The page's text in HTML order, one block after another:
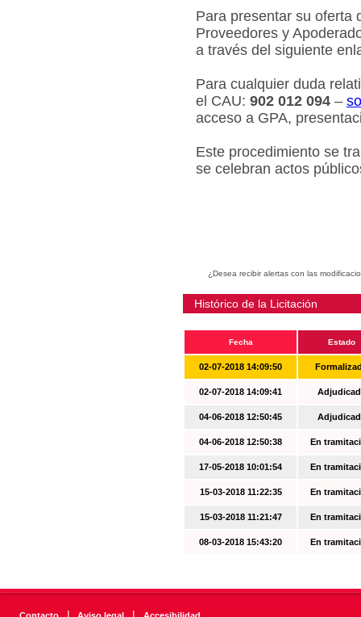
Para presentar su oferta
Proveedores y
a través del siguiente
Para cualquier duda
el CAU: 902 012 094 –
acceso a GPA,
Este procedimiento se
se celebran actos
¿Desea recibir alertas con las
Histórico de la Licitación
Fecha Estado
02-07-2018 14:09:50
02-07-2018 14:09:41
04-06-2018 12:50:45
04-06-2018 12:50:38 En
17-05-2018 10:01:54 En
15-03-2018 11:22:35 En
15-03-2018 11:21:47 En
08-03-2018 15:43:20 En